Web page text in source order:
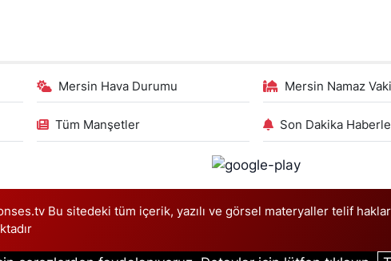
Mersin Hava Durumu Mersin Namaz
Tüm Manşetler Son Dakika
Bu sitedeki tüm içerik, yazılı ve görsel materyaller telif